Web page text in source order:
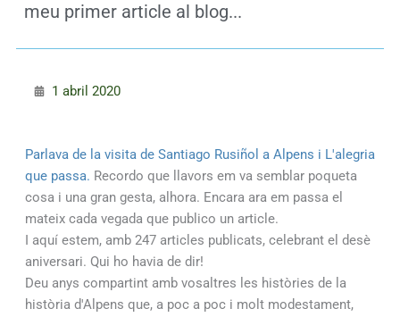
meu primer article al blog...
1 abril 2020
Parlava de la visita de Santiago Rusiñol a Alpens i L'alegria
que passa. Recordo que llavors em va semblar poqueta
cosa i una gran gesta, alhora. Encara ara em passa el
mateix cada vegada que publico un article.
I aquí estem, amb 247 articles publicats, celebrant el desè
aniversari. Qui ho havia de dir!
Deu anys compartint amb vosaltres les històries de la
història d'Alpens que, a poc a poc i molt modestament,